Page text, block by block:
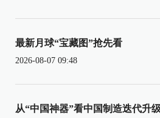
最新月球“宝藏图”抢先看
2026-08-07 09:48
从“中国神器”看中国制造迭代升